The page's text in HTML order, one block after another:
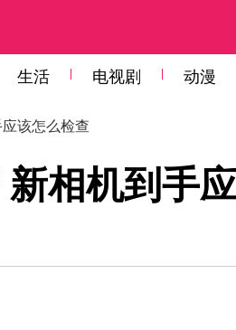
生活 电视剧 动漫
该怎么检查
相机到手